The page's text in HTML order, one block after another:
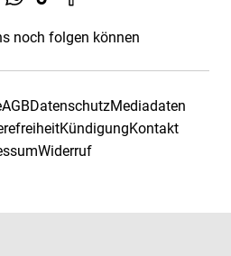
noch folgen können
AGBDatenschutzMediadaten
KündigungKontakt
Widerruf